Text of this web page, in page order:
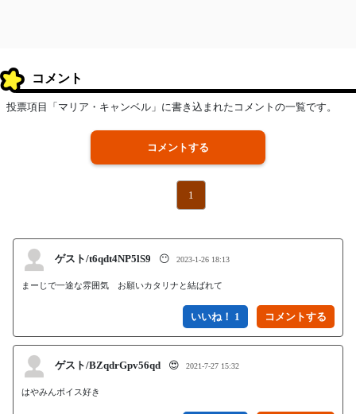
コメント
投票項目「マリア・キャンベル」に書き込まれたコメントの一覧です。
コメントする
1
ゲスト/t6qdt4NP5lS9 😶 2023-1-26 18:13
まーじで一途な雰囲気　お願いカタリナと結ばれて
いいね！ 1
ゲスト/BZqdrGpv56qd 😍 2021-7-27 15:32
はやみんボイス好き